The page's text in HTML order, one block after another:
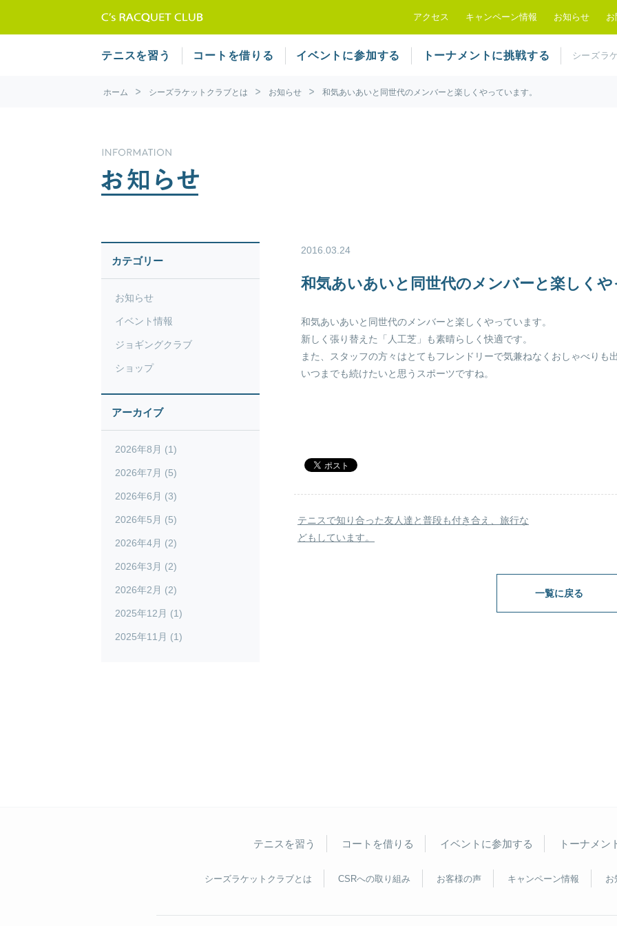
アクセス キャンペーン情報 お知らせ
テニスを習う コートを借りる イベントに参加する トーナメントに挑戦する シーズラ
ホーム シーズラケットクラブとは お知らせ 和気あいあいと同世代のメンバーと楽しくやっています。
2016.03.24
和気あいあいと同世代のメンバーと楽しくや
和気あいあいと同世代のメンバーと楽しくやっています。
新しく張り替えた「人工芝」も素晴らしく快適です。
また、スタッフの方々はとてもフレンドリーで気兼ねなくおしゃべりも出
いつまでも続けたいと思うスポーツですね。
テニスで知り合った友人達と普段も付き合え、旅行な
どもしています。
一覧に戻る
カテゴリー
お知らせ
イベント情報
ジョギングクラブ
ショップ
アーカイブ
2026年8月 (1)
2026年7月 (5)
2026年6月 (3)
2026年5月 (5)
2026年4月 (2)
2026年3月 (2)
2026年2月 (2)
2025年12月 (1)
2025年11月 (1)
テニスを習う コートを借りる イベントに参加する トーナメン
シーズラケットクラブとは CSRへの取り組み お客様の声 キャンペーン情報 お